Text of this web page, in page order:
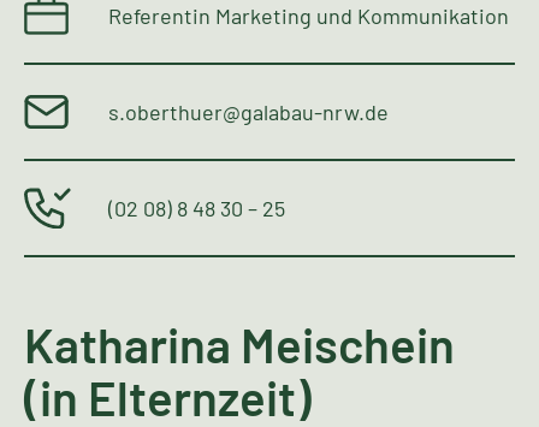
Referentin Marketing und Kommunikation
s.oberthuer@galabau-nrw.de
(02 08) 8 48 30 – 25
Katharina Meischein
(in Elternzeit)